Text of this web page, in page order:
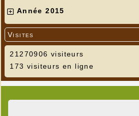
Année 2015
Visites
21270906 visiteurs
173 visiteurs en ligne